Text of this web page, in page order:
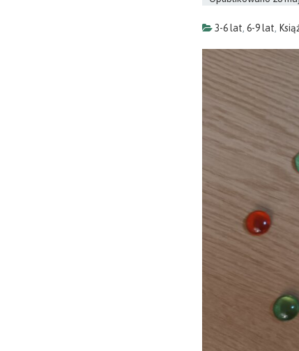
3-6 lat, 6-9 lat,